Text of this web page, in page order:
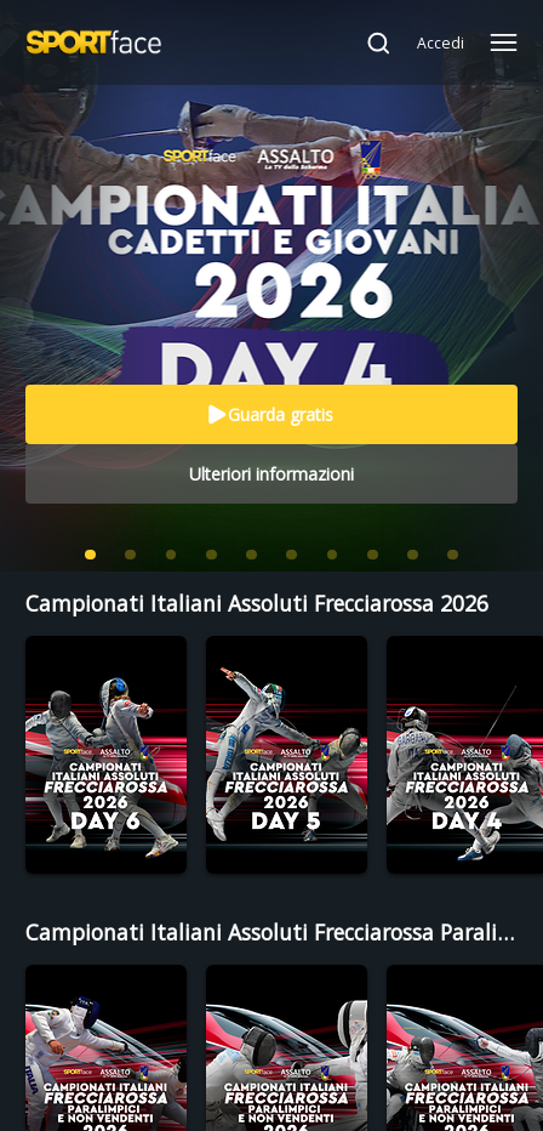
Accedi
SportFace
Guarda gratis
Ulteriori informazioni
Campionati Italiani Assoluti Frecciarossa 2026
Campionati Italiani Assoluti Frecciarossa Paralimpici e Non Vedenti 2026